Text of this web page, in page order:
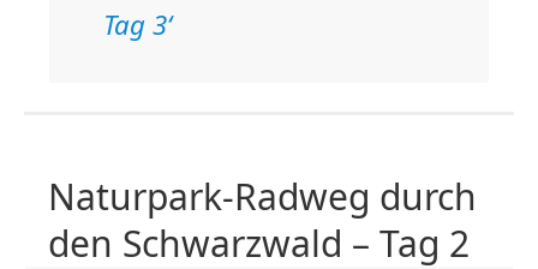
Tag 3‘
Naturpark-Radweg durch
den Schwarzwald – Tag 2